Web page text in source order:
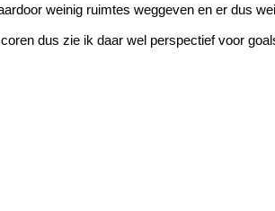
weinig ruimtes weggeven en er dus
dus zie ik daar wel perspectief voor